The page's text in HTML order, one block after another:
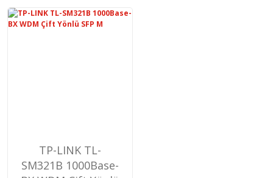
TP-LINK TL-
SM321B 1000Base-